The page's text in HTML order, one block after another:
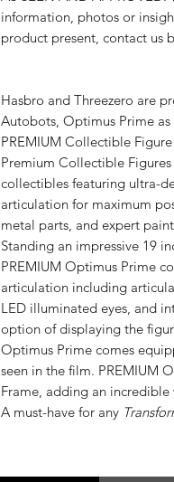
information, photos or
product present, contact us
Hasbro and Threezero are
Autobots, Optimus Prime
PREMIUM Collectible Figure
Premium Collectible
collectibles featuring ultra-
articulation for maximum
metal parts, and expert
Standing an impressive 19
PREMIUM Optimus Prime
articulation including
LED illuminated eyes, and
option of displaying the
Optimus Prime comes
seen in the film. PREMIUM
Frame, adding an
A must-have for any